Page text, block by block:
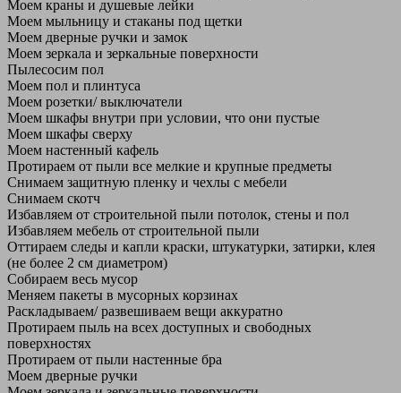
Моем краны и душевые лейки
Моем мыльницу и стаканы под щетки
Моем дверные ручки и замок
Моем зеркала и зеркальные поверхности
Пылесосим пол
Моем пол и плинтуса
Моем розетки/ выключатели
Моем шкафы внутри при условии, что они пустые
Моем шкафы сверху
Моем настенный кафель
Протираем от пыли все мелкие и крупные предметы
Снимаем защитную пленку и чехлы с мебели
Снимаем скотч
Избавляем от строительной пыли потолок, стены и пол
Избавляем мебель от строительной пыли
Оттираем следы и капли краски, штукатурки, затирки, клея
(не более 2 см диаметром)
Собираем весь мусор
Меняем пакеты в мусорных корзинах
Раскладываем/ развешиваем вещи аккуратно
Протираем пыль на всех доступных и свободных
поверхностях
Протираем от пыли настенные бра
Моем дверные ручки